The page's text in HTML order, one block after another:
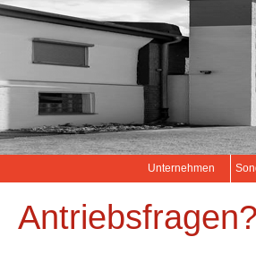
Unternehmen